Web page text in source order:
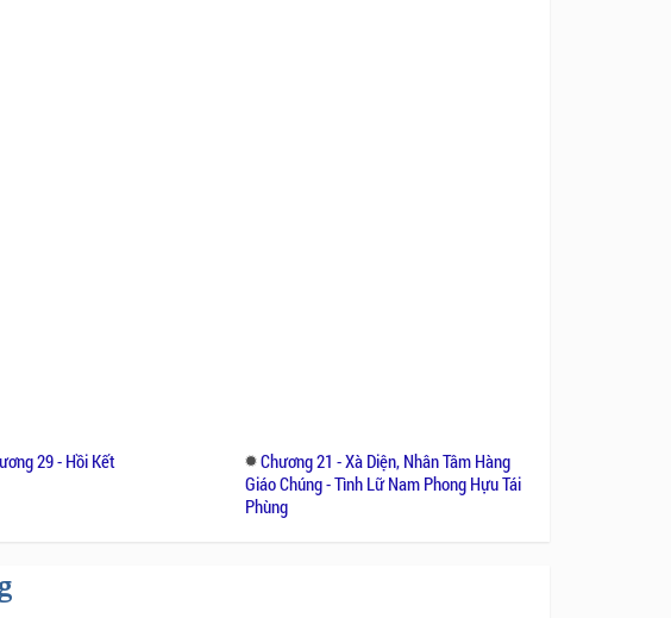
29 - Hồi Kết
Chương 21 - Xà Diện, Nhân Tâm Hàng
Giáo Chúng - Tình Lữ Nam Phong Hựu Tái
Phùng